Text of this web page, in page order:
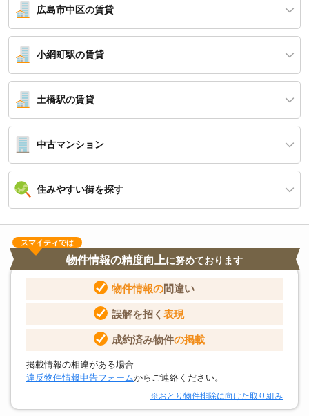
広島市中区の賃貸
小網町駅の賃貸
土橋駅の賃貸
中古マンション
住みやすい街を探す
スマイティでは
物件情報の精度向上に努めております
物件情報の間違い
誤解を招く 表現
成約済み物件の掲載
掲載情報の相違がある場合
違反物件情報申告フォームからご連絡ください。
※おとり物件排除に向けた取り組み